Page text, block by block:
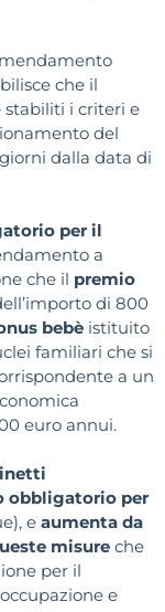
che il
stabiliti i criteri e
del
dalla data di
per il
a
che il premio
di 800
bebè istituito
familiari che si
a un
euro annui.
obbligatorio per
e aumenta da
misure che
per il
e